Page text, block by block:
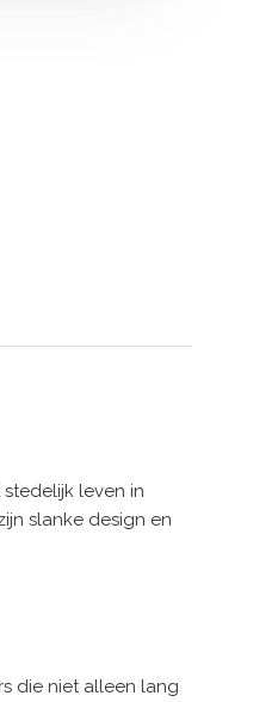
leven in
slanke design en
die niet alleen lang